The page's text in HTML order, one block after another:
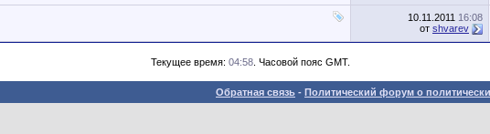
10.11.2011 16:08
от shvarev
Текущее время: 04:58 . Часовой пояс GMT.
Обратная связь - Политический форум о